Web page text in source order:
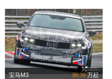
宝马M3 86.39万起